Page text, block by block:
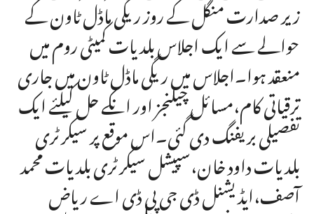
زیر صدارت منگل کے روز ریگی ماڈل ٹاون کے
حوالے سے ایک اجلاس بلدیات کمیٹی روم میں
منعقد ہوا۔اجلاس میں ریگی ماڈل ٹاون میں جاری
ترقیاتی کام،مسائل چیلنجز اور انکے حل کیلئے ایک
تفصیلی بریفنگ دی گئی۔اس موقع پر سیکرٹری
بلدیات داود خان،سپیشل سیکرٹری بلدیات محمد
آصف،ایڈیشنل ڈی جی پی ڈی اے ریاض